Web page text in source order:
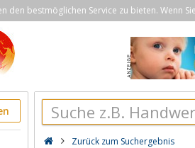
den bestmöglichen Service zu bieten. Wenn
Zurück zum Suchergebnis